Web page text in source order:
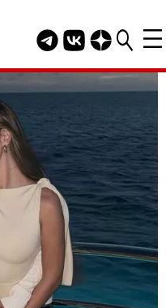
Telegram канал
Группа HELLO
Канал